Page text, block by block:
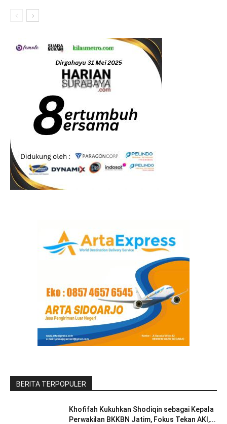
BERITA TERPOPULER
Khofifah Kukuhkan Shodiqin sebagai Kepala
Perwakilan BKKBN Jatim, Fokus Tekan AKI,...